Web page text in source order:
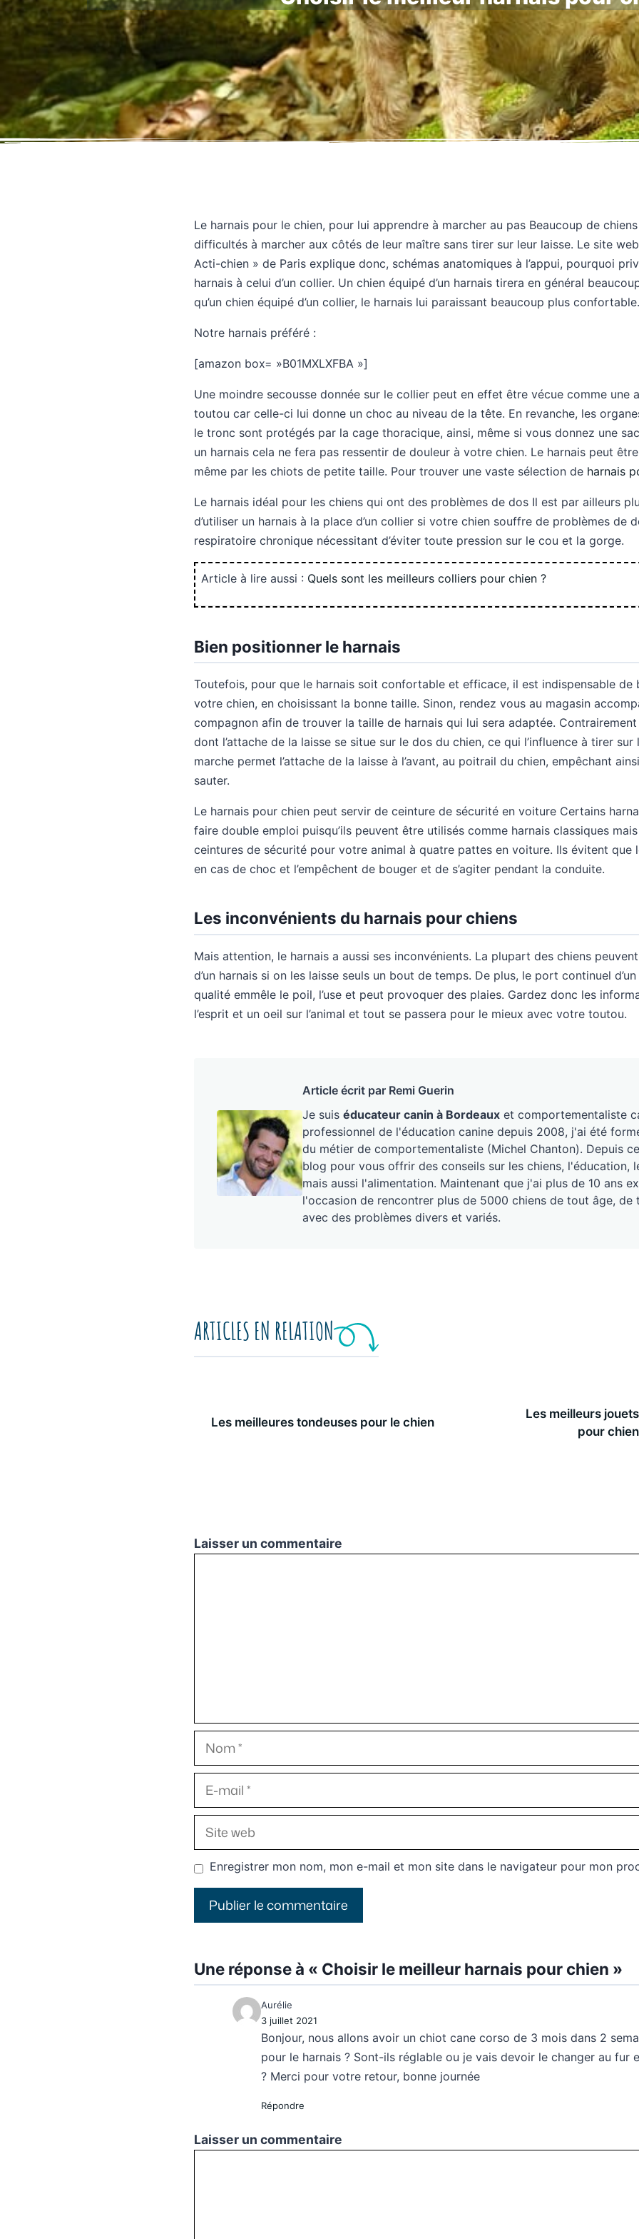
Le harnais pour le chien, pour lui apprendre à marcher au pas Beaucoup de
difficultés à marcher aux côtés de leur maître sans tirer sur leur laisse. Le site
Acti-chien » de Paris explique donc, schémas anatomiques à l’appui, pourquoi
harnais à celui d’un collier. Un chien équipé d’un harnais tirera en général
qu’un chien équipé d’un collier, le harnais lui paraissant beaucoup plus confortable.
Notre harnais préféré :
[amazon box= »B01MXLXFBA »]
Une moindre secousse donnée sur le collier peut en effet être vécue comme une
toutou car celle-ci lui donne un choc au niveau de la tête. En revanche, les
le tronc sont protégés par la cage thoracique, ainsi, même si vous donnez une
un harnais cela ne fera pas ressentir de douleur à votre chien. Le harnais peut
même par les chiots de petite taille. Pour trouver une vaste sélection de harnais
Le harnais idéal pour les chiens qui ont des problèmes de dos Il est par ailleurs
d’utiliser un harnais à la place d’un collier si votre chien souffre de problèmes de
respiratoire chronique nécessitant d’éviter toute pression sur le cou et la gorge.
Article à lire aussi : Quels sont les meilleurs colliers pour chien ?
Bien positionner le harnais
Toutefois, pour que le harnais soit confortable et efficace, il est indispensable de
votre chien, en choisissant la bonne taille. Sinon, rendez vous au magasin
compagnon afin de trouver la taille de harnais qui lui sera adaptée.
dont l’attache de la laisse se situe sur le dos du chien, ce qui l’influence à tirer sur
marche permet l’attache de la laisse à l’avant, au poitrail du chien, empêchant
sauter.
Le harnais pour chien peut servir de ceinture de sécurité en voiture Certains
faire double emploi puisqu’ils peuvent être utilisés comme harnais classiques
ceintures de sécurité pour votre animal à quatre pattes en voiture. Ils évitent que
en cas de choc et l’empêchent de bouger et de s’agiter pendant la conduite.
Les inconvénients du harnais pour chiens
Mais attention, le harnais a aussi ses inconvénients. La plupart des chiens
d’un harnais si on les laisse seuls un bout de temps. De plus, le port continuel
qualité emmêle le poil, l’use et peut provoquer des plaies. Gardez donc les
l’esprit et un oeil sur l’animal et tout se passera pour le mieux avec votre toutou.
Article écrit par Remi Guerin
Je suis éducateur canin à Bordeaux et comportementaliste
professionnel de l'éducation canine depuis 2008, j'ai été
du métier de comportementaliste (Michel Chanton). Depuis
blog pour vous offrir des conseils sur les chiens, l'éducation,
mais aussi l'alimentation. Maintenant que j'ai plus de 10 ans
l'occasion de rencontrer plus de 5000 chiens de tout âge, de
avec des problèmes divers et variés.
ARTICLES EN RELATION
Les meilleures tondeuses pour le chien
Les meilleurs jouets
pour chien
Laisser un commentaire
Nom
E-
mail
Site
web
Enregistrer mon nom, mon e-mail et mon site dans le navigateur pour mon
Une réponse à « Choisir le meilleur harnais pour chien »
Aurélie
3 juillet 2021
Bonjour, nous allons avoir un chiot cane corso de 3 mois dans 2
pour le harnais ? Sont-ils réglable ou je vais devoir le changer au fur
? Merci pour votre retour, bonne journée
Répondre
Laisser un commentaire